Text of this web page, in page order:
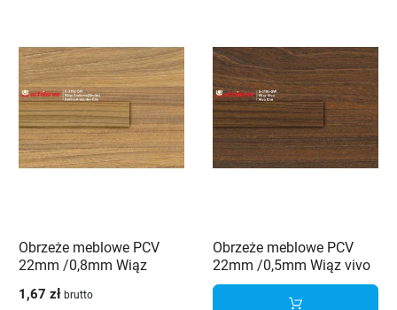
Obrzeże meblowe PCV
22mm /0,8mm Wiąz
Schilsner
1,67 zł brutto
Obrzeże meblowe PCV
22mm /0,5mm Wiąz vivo
3195 SW Schilsner